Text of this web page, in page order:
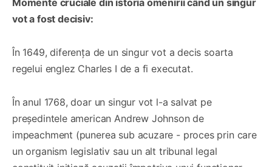
vot a fost decisiv:
În 1649, diferenţa de un singur vot a decis soarta
regelui englez Charles I de a fi executat.
În anul 1768, doar un singur vot l-a salvat pe
preşedintele american Andrew Johnson de
impeachment (punerea sub acuzare - proces prin care
un organism legislativ sau un alt tribunal legal